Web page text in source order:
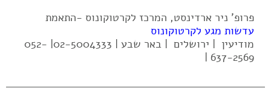
פרופ' ניר ארדינסט, המרכז לקרטוקונוס -התאמת
עדשות מגע לקרטוקונוס
מודיעין | ירושלים | באר שבע | 02-5004333| 052-
637-2569 |